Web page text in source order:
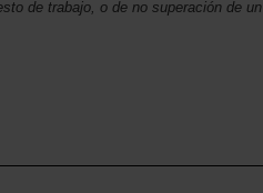
de trabajo, o de no superación de un